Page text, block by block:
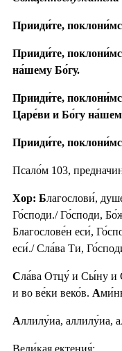
Прииди́те,
Прииди́те,
на́шему Бо́гу.
Прииди́те,
Царе́ви и Бо́гу
Прииди́те,
Псало́м 103,
Хор: Благослови́,
Го́споди./ Го́споди,
Благослове́н еси́,
еси́./ Сла́ва Ти,
Сла́ва Отцу́ и Сы́ну и
и во ве́ки веко́в. А
Аллилу́иа, аллилу́иа,